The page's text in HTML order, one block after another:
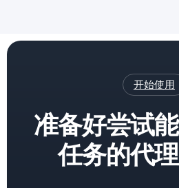
开始使用
准备好尝试
任务的代